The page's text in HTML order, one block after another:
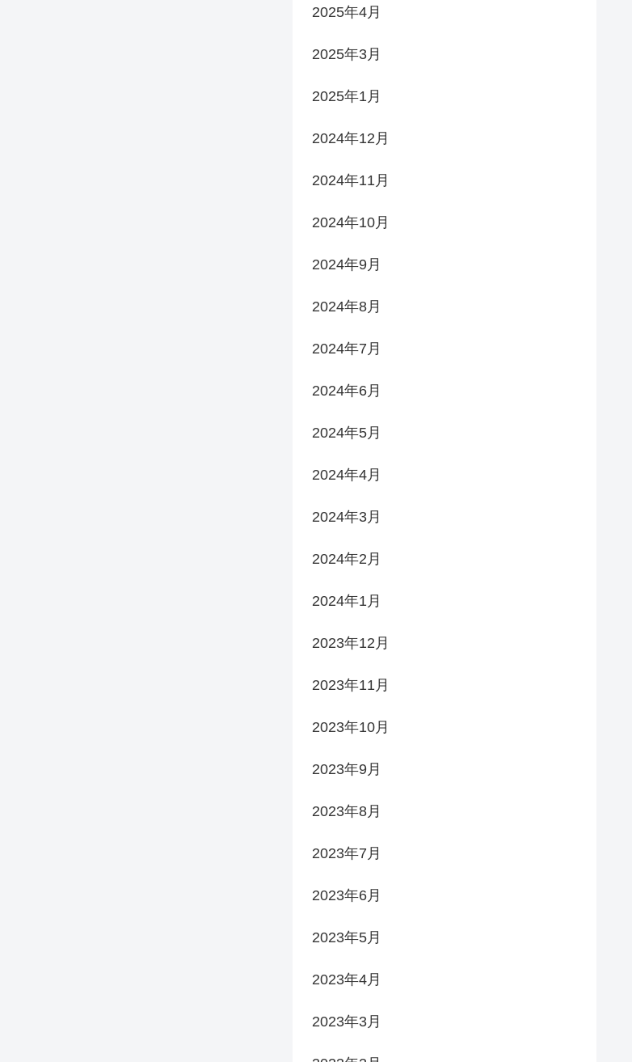
2025年4月
2025年3月
2025年1月
2024年12月
2024年11月
2024年10月
2024年9月
2024年8月
2024年7月
2024年6月
2024年5月
2024年4月
2024年3月
2024年2月
2024年1月
2023年12月
2023年11月
2023年10月
2023年9月
2023年8月
2023年7月
2023年6月
2023年5月
2023年4月
2023年3月